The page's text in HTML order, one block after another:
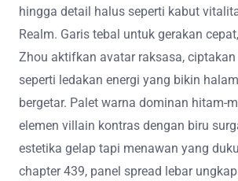
hingga detail halus seperti kabut
Realm. Garis tebal untuk gerakan
Zhou aktifkan avatar raksasa, ciptakan
seperti ledakan energi yang bikin
bergetar. Palet warna dominan hitam-
elemen villain kontras dengan biru
estetika gelap tapi menawan yang
chapter 439, panel spread lebar